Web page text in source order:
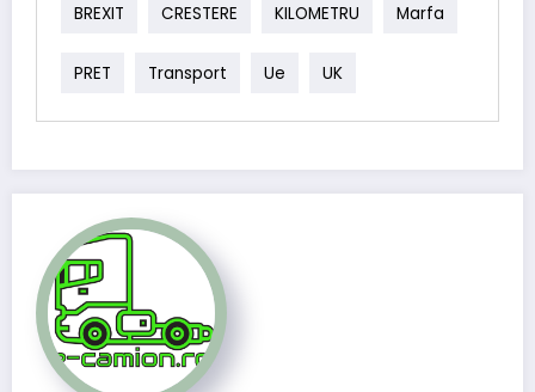
BREXIT CRESTERE KILOMETRU Marfa
PRET Transport Ue UK